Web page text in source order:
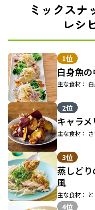
ミックスナ
レシ
1位
白身魚
主な食材：
2位
キャラ
主な食材：
3位
蒸しど
風
主な食材：
4位